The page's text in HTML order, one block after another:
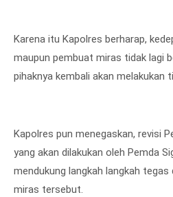
Karena itu Kapolres berharap,
maupun pembuat miras tidak lagi
pihaknya kembali akan melakukan
Kapolres pun menegaskan, revisi
yang akan dilakukan oleh Pemda
mendukung langkah langkah
miras tersebut.